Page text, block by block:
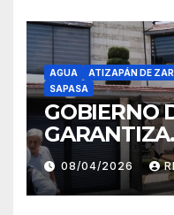
AGUA ATIZAPÁN DE
SAPASA
GOBIERNO
GARANTIZA
PARA MÁS
08/04/2026